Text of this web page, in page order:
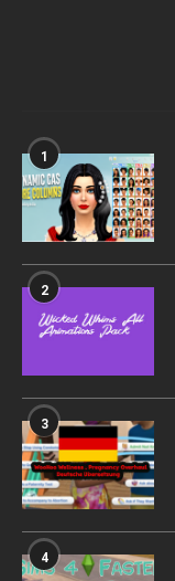
1
2
3
4